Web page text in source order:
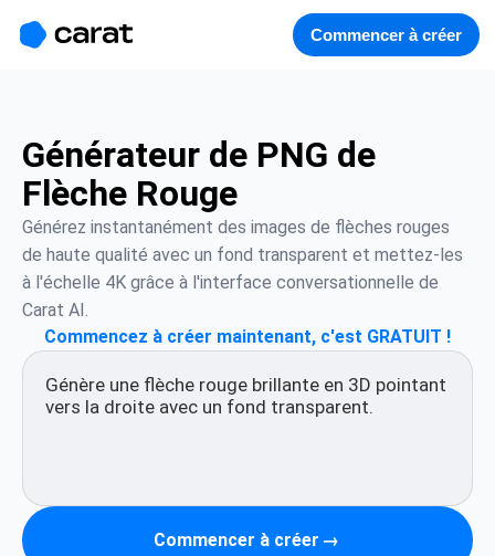
소개
Commencer à créer
Générateur de PNG de
Flèche Rouge
Générez instantanément des images de flèches rouges
de haute qualité avec un fond transparent et mettez-les
à l'échelle 4K grâce à l'interface conversationnelle de
Carat AI.
Commencez à créer maintenant, c'est GRATUIT !
Commencer à créer →